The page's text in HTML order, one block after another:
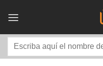
Buscar